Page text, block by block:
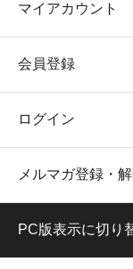
マイアカウント
会員登録
ログイン
メルマガ登録・
PC版表示に切り